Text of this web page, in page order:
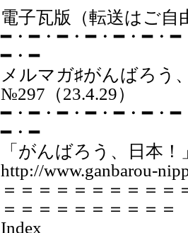
電子瓦版（転送はご自
━・━・━・━・━・━・
━・━
メルマガ♯が
№297（23.4.29）
━・━・━・━・━・━・
━・━
「がんばろう、日本
http://www.ganbarou-
＝＝＝＝＝＝＝＝＝＝
＝＝＝＝＝＝＝＝＝＝
Index